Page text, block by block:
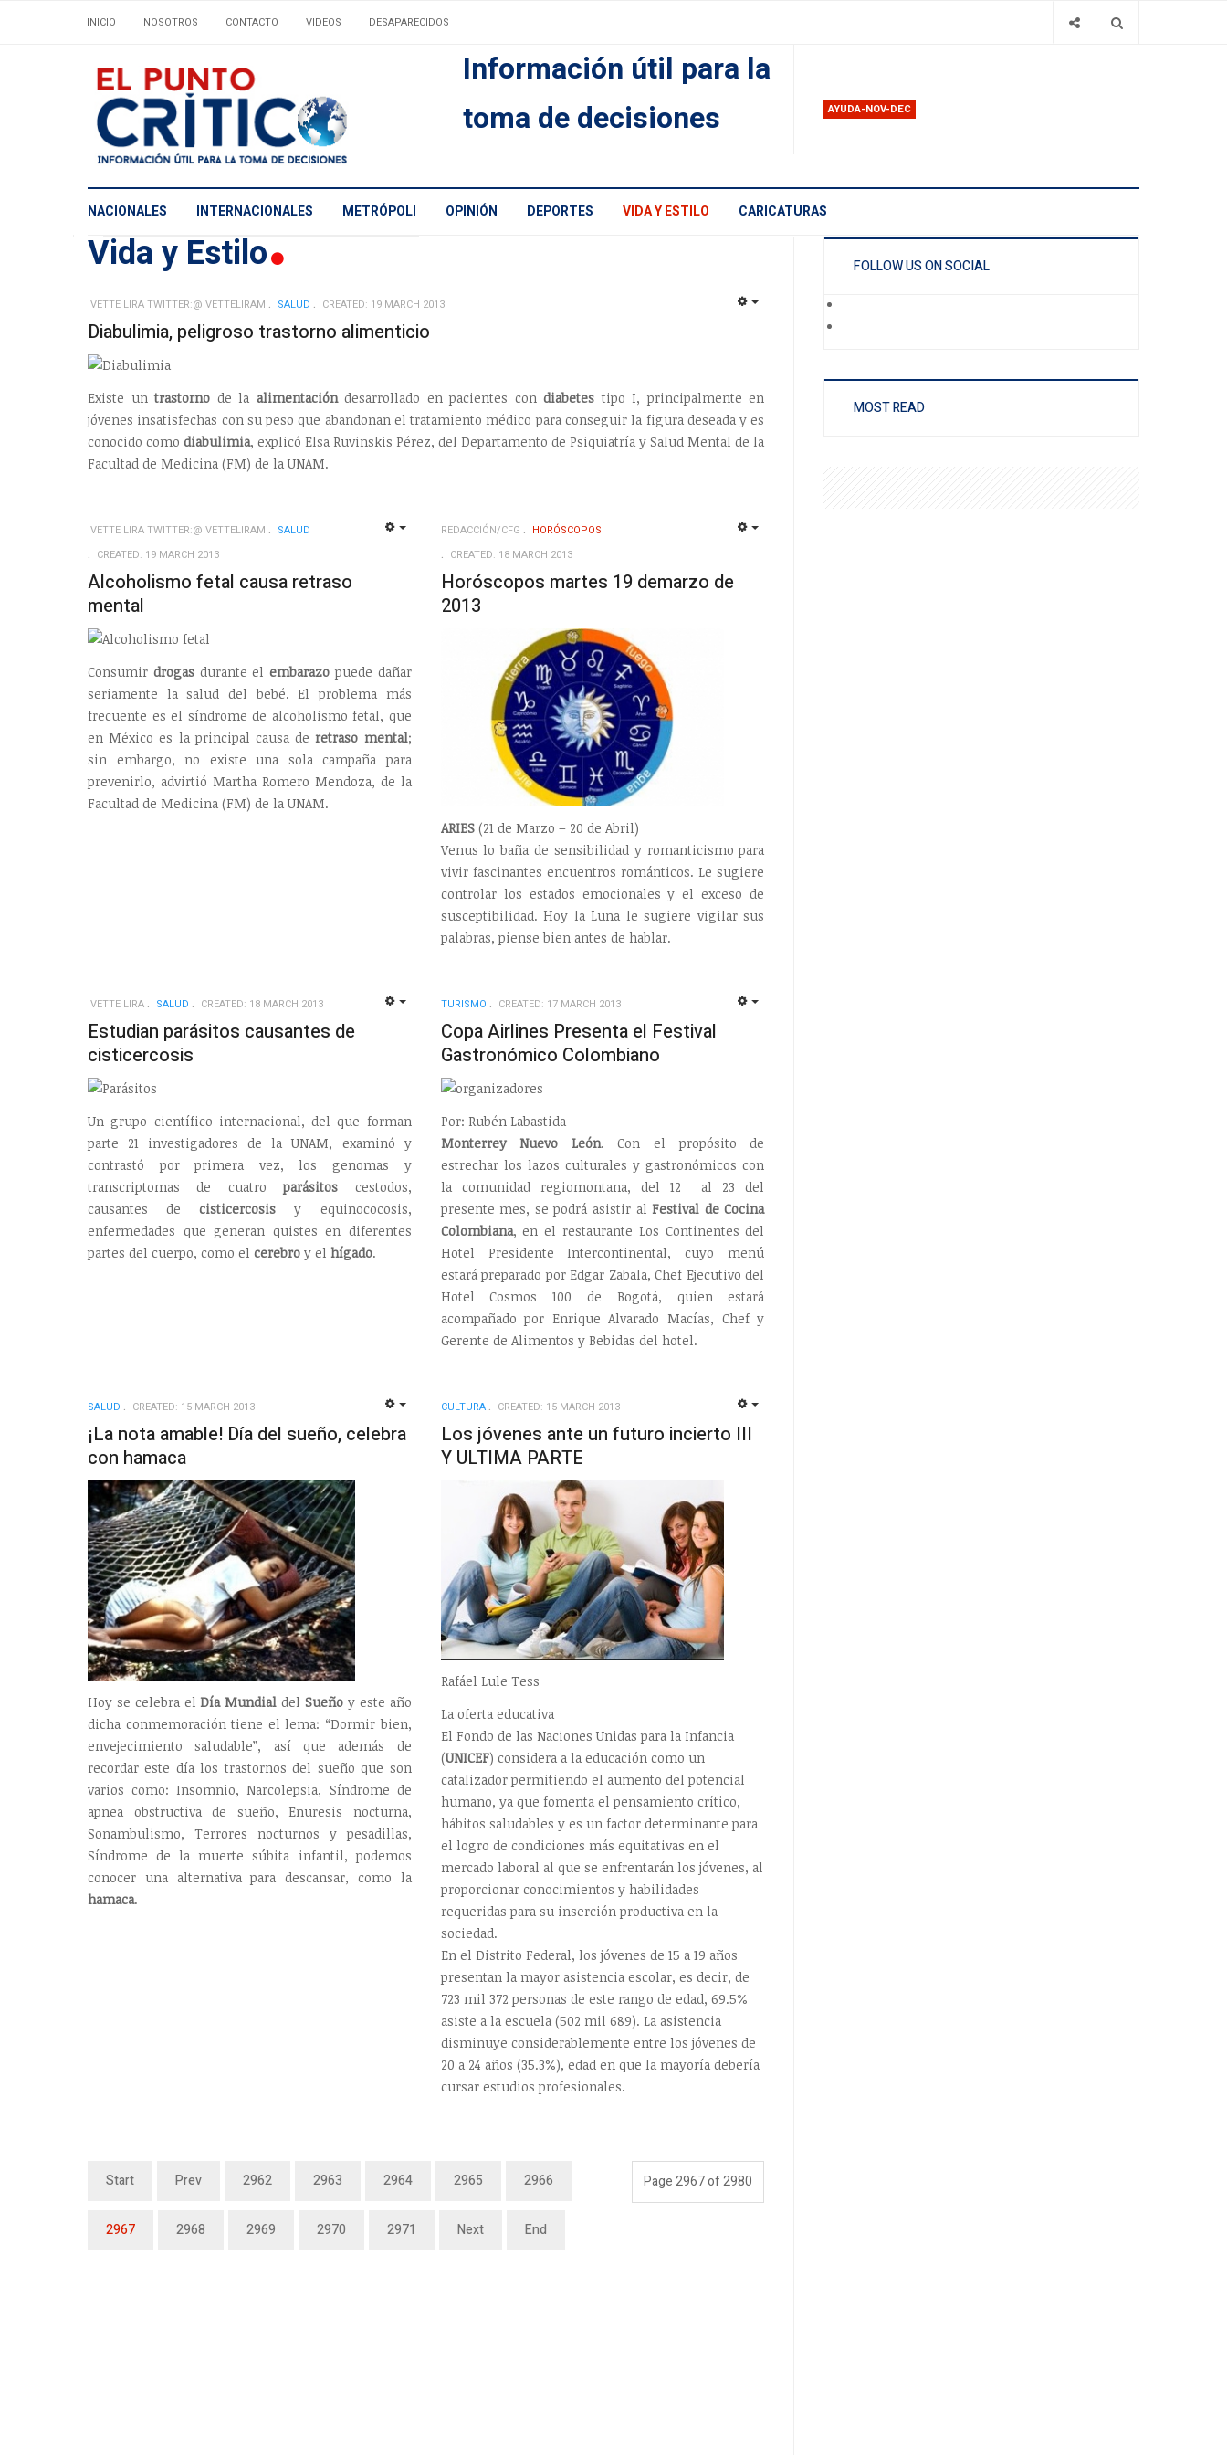
INICIO NOSOTROS CONTACTO VIDEOS DESAPARECIDOS
Información útil para la
toma de decisiones
AYUDA-NOV-DEC
NACIONALES INTERNACIONALES METRÓPOLI OPINIÓN DEPORTES VIDA Y ESTILO CARICATURAS
Vida y Estilo
IVETTE LIRA TWITTER:@IVETTELIRAM SALUD CREATED: 19 MARCH 2013
Diabulimia, peligroso trastorno alimenticio
Existe untrastorno de la alimentacióndesarrollado en pacientes condiabetes tipo I, principalmente en
jóvenes insatisfechas con su peso que abandonan el tratamiento médico para conseguir la figura deseada y es
conocido comodiabulimia, explicó Elsa Ruvinskis Pérez, del Departamento de Psiquiatría y Salud Mental de la
Facultad de Medicina (FM) de la UNAM.
IVETTE LIRA TWITTER:@IVETTELIRAM
SALUD
CREATED: 19 MARCH 2013
Alcoholismo fetal causa retraso
mental
Consumir drogasdurante elembarazo puede dañar
seriamente la salud del bebé. El problema más
frecuente es el síndrome de alcoholismo fetal, que
en México es la principal causa deretraso mental;
sin embargo, no existe una sola campaña para
prevenirlo, advirtió Martha Romero Mendoza, de la
Facultad de Medicina (FM) de la UNAM.
REDACCIÓN/CFG
HORÓSCOPOS
CREATED: 18 MARCH 2013
Horóscopos martes 19 demarzo de
2013
ARIES(21 de Marzo – 20 de Abril)
Venus lo baña de sensibilidad y romanticismo para
vivir fascinantes encuentros románticos. Le sugiere
controlar los estados emocionales y el exceso de
susceptibilidad. Hoy la Luna le sugiere vigilar sus
palabras, piense bien antes de hablar.
IVETTE LIRA SALUD CREATED: 18 MARCH 2013
Estudian parásitos causantes de
cisticercosis
Un grupo científico internacional, del que forman
parte 21 investigadores de la UNAM, examinó y
contrastó por primera vez, los genomas y
transcriptomas de cuatroparásitos cestodos,
causantes decisticercosis y equinococosis,
enfermedades que generan quistes en diferentes
partes del cuerpo, como el cerebro y el hígado.
TURISMO CREATED: 17 MARCH 2013
Copa Airlines Presenta el Festival
Gastronómico Colombiano
Por: Rubén Labastida
Monterrey Nuevo León. Con el propósito de
estrechar los lazos culturales y gastronómicos con
la comunidad regiomontana, del 12 al 23 del
presente mes, se podrá asistir al Festival de Cocina
Colombiana, en el restaurante Los Continentes del
Hotel Presidente Intercontinental, cuyo menú
estará preparado por Edgar Zabala, Chef Ejecutivo del
Hotel Cosmos 100 de Bogotá, quien estará
acompañado por Enrique Alvarado Macías, Chef y
Gerente de Alimentos y Bebidas del hotel.
SALUD CREATED: 15 MARCH 2013
¡La nota amable! Día del sueño, celebra
con hamaca
Hoy se celebra elDíaMundial delSueño y este año
dicha conmemoración tiene el lema: “Dormir bien,
envejecimiento saludable”, así que además de
recordar este día los trastornos del sueño que son
varios como: Insomnio, Narcolepsia, Síndrome de
apnea obstructiva de sueño, Enuresis nocturna,
Sonambulismo, Terrores nocturnos y pesadillas,
Síndrome de la muerte súbita infantil, podemos
conocer una alternativa para descansar, como la
hamaca.
CULTURA CREATED: 15 MARCH 2013
Los jóvenes ante un futuro incierto III
Y ULTIMA PARTE
Rafáel Lule Tess
La oferta educativa
El Fondo de las Naciones Unidas para la Infancia
(UNICEF) considera a la educación como un
catalizador permitiendo el aumento del potencial
humano, ya que fomenta el pensamiento crítico,
hábitos saludables y es un factor determinante para
el logro de condiciones más equitativas en el
mercado laboral al que se enfrentarán los jóvenes, al
proporcionar conocimientos y habilidades
requeridas para su inserción productiva en la
sociedad.
En el Distrito Federal, los jóvenes de 15 a 19 años
presentan la mayor asistencia escolar, es decir, de
723 mil 372 personas de este rango de edad, 69.5%
asiste a la escuela (502 mil 689). La asistencia
disminuye considerablemente entre los jóvenes de
20 a 24 años (35.3%), edad en que la mayoría debería
cursar estudios profesionales.
Page 2967 of 2980
Start Prev 2962 2963 2964 2965 2966
2967 2968 2969 2970 2971 Next End
FOLLOW US ON SOCIAL
MOST READ